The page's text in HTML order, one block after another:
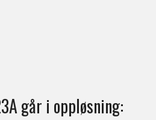
går i oppløsning: